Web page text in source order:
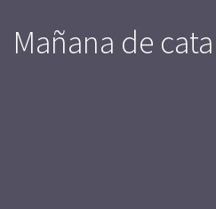
Mañana de cata